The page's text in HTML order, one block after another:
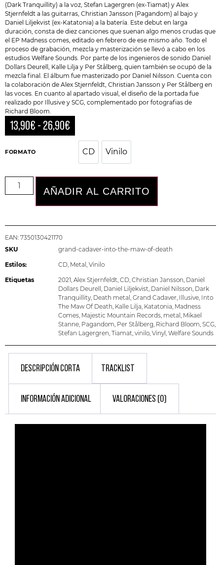
(Dark Tranquillity) a la voz, Stefan Lagergren (ex-Tiamat) y Alex
Stjernfeldt a las guitarras, Christian Jansson (Pagandom) al bajo y
Daniel Liljekvist (ex-Katatonia) a la batería. Este debut en larga
duración, consta de diez canciones que suenan algo menos crudas que
el EP Madness comes, editado en febrero de ese mismo año. Todo el
proceso de grabación, mezcla y masterización se llevó a cabo en los
estudios Welfare Sounds. Por parte de los ingenieros de sonido Daniel
Dollars Deurell, Kalle Lilja y Per Stålberg, quien también se ocupó de la
mezcla final. El álbum fue masterizado por Daniel Nilsson. Cuenta con
la colaboración de Alex Stjernfeldt, Christian Jansson y Per Stålberg en
las voces. En cuanto al apartado visual, el diseño de la portada fue
realizado por Illusive y SCG, complementado por fotografias de
Richard Bloom.
13,90€ - 26,90€
FORMATO CD Vinilo
AÑADIR AL CARRITO
EAN: 7350130421170
SKU
grand-cadaver-into-the-maw-of-death
Estilos: CD, Metal , Vinilo
Etiquetas 2021, Alex Stjernfeldt, CD, Christian Jansson, Daniel
Dollars Deurell , Daniel Liljekvist, Daniel Nilsson, Dark
Tranquillity, Death metal , Grand Cadaver, Illusive, Into
The Maw Of Death, Kalle Lilja, Katatonia, Madness
Comes, Majestic Mountain Records, metal , Mikael
Stanne, Pagandom, Per Stålberg, Richard Bloom, SCG,
Stefan Lagergren, Tiamat, vinilo, Vinyl, Welfare Sounds
DESCRIPCIÓN CORTA TRACKLIST
INFORMACIÓN ADICIONAL VALORACIONES (0)